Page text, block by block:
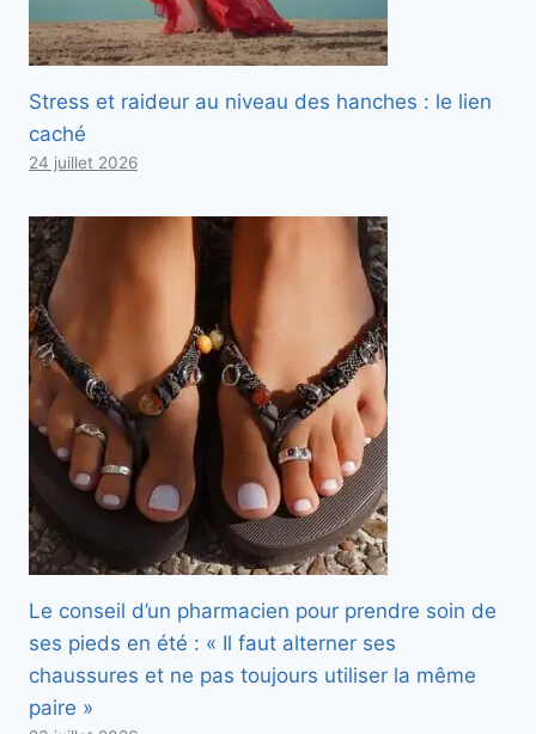
Stress et raideur au niveau des hanches : le lien
caché
24 juillet 2026
Le conseil d’un pharmacien pour prendre soin de
ses pieds en été : « Il faut alterner ses
chaussures et ne pas toujours utiliser la même
paire »